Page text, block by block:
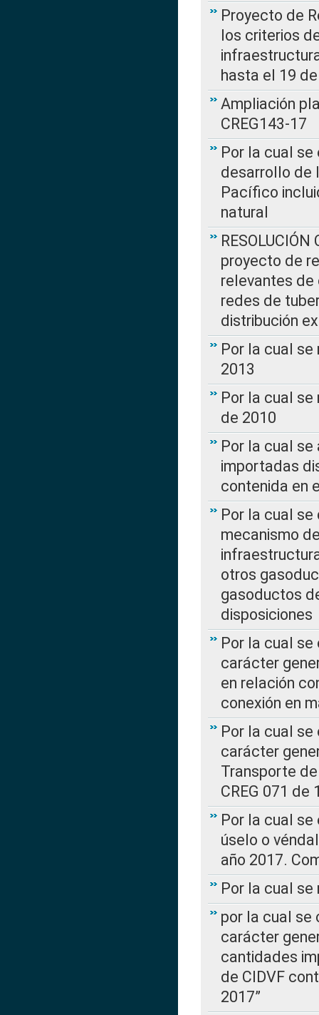
Proyecto de
los criterios
hasta el 19
Ampliación
CREG143-17
Por la cual
desarrollo de
Pacífico
natural
proyecto de
relevantes de
redes de
distribución
Por la cual se
2013
Por la cual se
de 2010
Por la cual
importadas
contenida en
Por la cual se
mecanismo
otros
gasoductos
disposiciones
Por la cual
carácter
en relación
conexión en
Por la cual
carácter
Transporte
CREG 071 de
Por la cual
úselo o
año 2017.
Por la cual se
por la cual se
carácter
cantidades
de CIDVF
2017”